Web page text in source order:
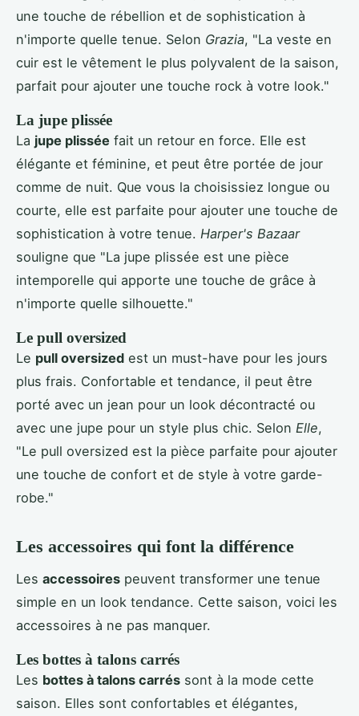
une touche de rébellion et de sophistication à
n'importe quelle tenue. Selon Grazia, "La veste en
cuir est le vêtement le plus polyvalent de la saison,
parfait pour ajouter une touche rock à votre look."
La jupe plissée
La jupe plissée fait un retour en force. Elle est
élégante et féminine, et peut être portée de jour
comme de nuit. Que vous la choisissiez longue ou
courte, elle est parfaite pour ajouter une touche de
sophistication à votre tenue. Harper's Bazaar
souligne que "La jupe plissée est une pièce
intemporelle qui apporte une touche de grâce à
n'importe quelle silhouette."
Le pull oversized
Le pull oversized est un must-have pour les jours
plus frais. Confortable et tendance, il peut être
porté avec un jean pour un look décontracté ou
avec une jupe pour un style plus chic. Selon Elle,
"Le pull oversized est la pièce parfaite pour ajouter
une touche de confort et de style à votre garde-
robe."
Les accessoires qui font la différence
Les accessoires peuvent transformer une tenue
simple en un look tendance. Cette saison, voici les
accessoires à ne pas manquer.
Les bottes à talons carrés
Les bottes à talons carrés sont à la mode cette
saison. Elles sont confortables et élégantes,